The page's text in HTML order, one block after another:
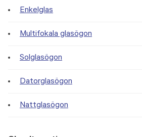
Enkelglas
Multifokala glasögon
Solglasögon
Datorglasögon
Nattglasögon